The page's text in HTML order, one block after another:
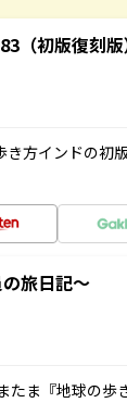
（初版復刻版
き方インドの
旅日記～
ま『地球の歩